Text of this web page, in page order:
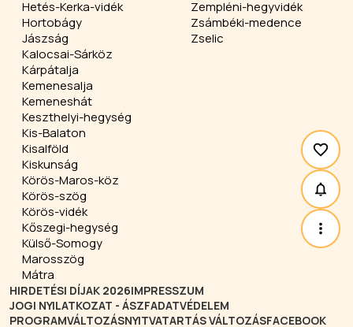
Hetés-Kerka-vidék
Hortobágy
Jászság
Kalocsai-Sárköz
Kárpátalja
Kemenesalja
Kemeneshát
Keszthelyi-hegység
Kis-Balaton
Kisalföld
Kiskunság
Körös-Maros-köz
Körös-szög
Körös-vidék
Kőszegi-hegység
Külső-Somogy
Marosszög
Mátra
Zempléni-hegyvidék
Zsámbéki-medence
Zselic
HIRDETÉSI DÍJAK 2026IMPRESSZUM
JOGI NYILATKOZAT - ÁSZFADATVÉDELEM
PROGRAMVÁLTOZÁSNYITVATARTÁS VÁLTOZÁSFACEBOOK